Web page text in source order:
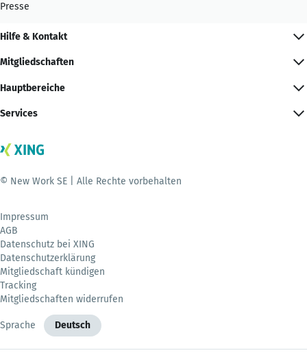
Presse
Hilfe & Kontakt
Mitgliedschaften
Hauptbereiche
Services
© New Work SE | Alle Rechte vorbehalten
Impressum
AGB
Datenschutz bei XING
Datenschutzerklärung
Mitgliedschaft kündigen
Tracking
Mitgliedschaften widerrufen
Sprache Deutsch